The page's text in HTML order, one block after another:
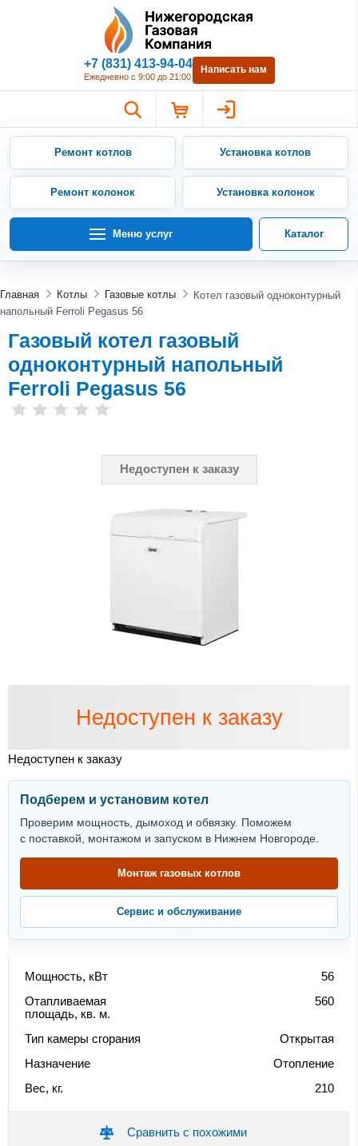
Нижегородская Газовая
+7 (831) 413-94-04
Ежедневно с 9:00 до 21:00
Написать нам
Ремонт котлов Установка котлов
Ремонт колонок Установка колонок
Меню услуг Каталог
Главная Котлы Газовые котлы
Котел газовый одноконтурный
напольный Ferroli Pegasus 56
Газовый котел газовый
одноконтурный напольный
Ferroli Pegasus 56
Недоступен к заказу
Недоступен к заказу
Недоступен к заказу
Подберем и установим котел
Проверим мощность, дымоход и обвязку. Поможем
с поставкой, монтажом и запуском в Нижнем Новгороде.
Монтаж газовых котлов
Сервис и обслуживание
Мощность, кВт
56
Отапливаемая
площадь, кв. м.
560
Тип камеры сгорания
Открытая
Назначение
Отопление
Вес, кг.
210
Сравнить с похожими